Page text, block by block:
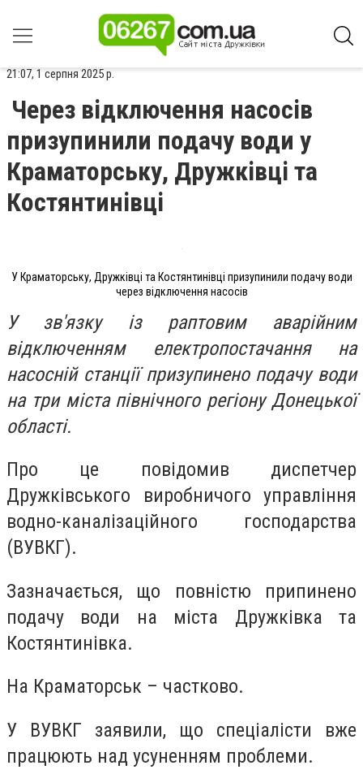
21:07, 1 серпня 2025 р.
Через відключення насосів
призупинили подачу води у
Краматорську, Дружківці та
Костянтинівці
У Краматорську, Дружківці та Костянтинівці призупинили подачу води
через відключення насосів
У зв'язку із раптовим аварійним
відключенням електропостачання на
насосній станції призупинено подачу води
на три міста північного регіону Донецької
області.
Про це повідомив диспетчер
Дружківського виробничого управління
водно-каналізаційного господарства
(ВУВКГ).
Зазначається, що повністю припинено
подачу води на міста Дружківка та
Костянтинівка.
На Краматорськ – частково.
У ВУВКГ заявили, що спеціалісти вже
працюють над усуненням проблеми.